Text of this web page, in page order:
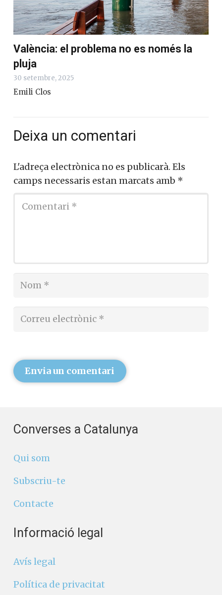
València: el problema no es només la
pluja
30 setembre, 2025
Emili Clos
Deixa un comentari
L'adreça electrònica no es publicarà. Els
camps necessaris estan marcats amb *
Envia un comentari
Converses a Catalunya
Qui som
Subscriu-te
Contacte
Informació legal
Avís legal
Política de privacitat